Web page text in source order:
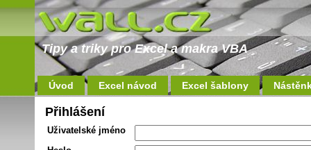
Tipy a triky pro Excel a makra VBA
Úvod Excel návod Excel šablony
Přihlášení
Uživatelské jméno